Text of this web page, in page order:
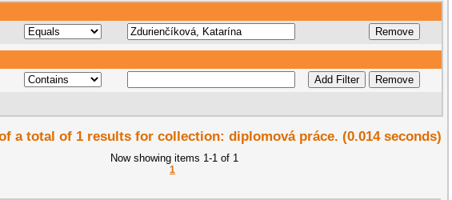
a total of 1 results for collection: diplomová práce. (0.014 seconds)
Now showing items 1-1 of 1
1